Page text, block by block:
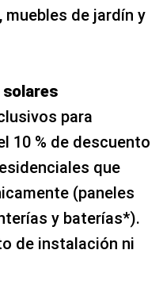
de jardín y
solares
para
10 % de descuento
que
(paneles
y baterías*).
de instalación ni